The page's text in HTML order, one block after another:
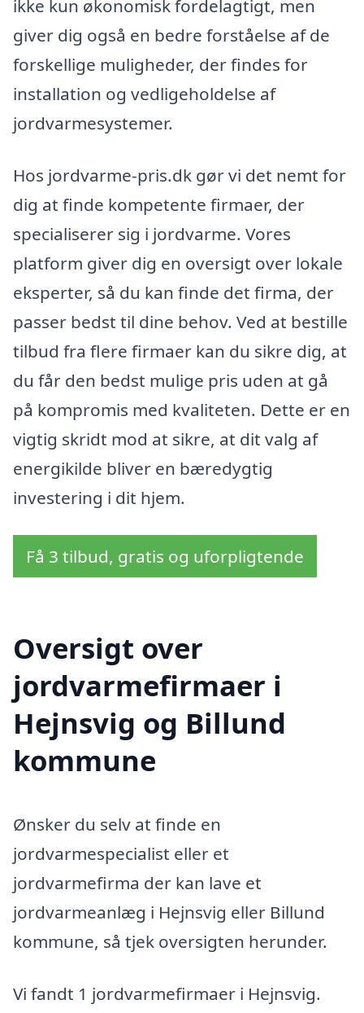
ikke kun økonomisk fordelagtigt, men
giver dig også en bedre forståelse af de
forskellige muligheder, der findes for
installation og vedligeholdelse af
jordvarmesystemer.
Hos jordvarme-pris.dk gør vi det nemt for
dig at finde kompetente firmaer, der
specialiserer sig i jordvarme. Vores
platform giver dig en oversigt over lokale
eksperter, så du kan finde det firma, der
passer bedst til dine behov. Ved at bestille
tilbud fra flere firmaer kan du sikre dig, at
du får den bedst mulige pris uden at gå
på kompromis med kvaliteten. Dette er en
vigtig skridt mod at sikre, at dit valg af
energikilde bliver en bæredygtig
investering i dit hjem.
Få 3 tilbud, gratis og uforpligtende
Oversigt over
jordvarmefirmaer i
Hejnsvig og Billund
kommune
Ønsker du selv at finde en
jordvarmespecialist eller et
jordvarmefirma der kan lave et
jordvarmeanlæg i Hejnsvig eller Billund
kommune, så tjek oversigten herunder.
Vi fandt 1 jordvarmefirmaer i Hejnsvig.